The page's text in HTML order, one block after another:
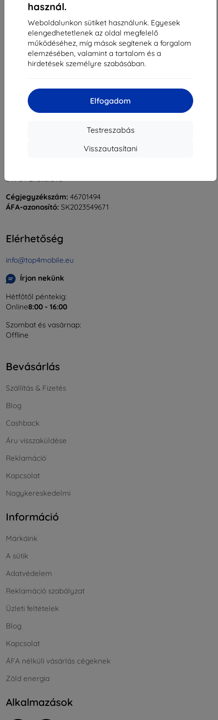
használ.
Weboldalunkon sütiket használunk. Egyesek
elengedhetetlenek az oldal megfelelő
működéséhez, míg mások segítenek a forgalom
elemzésében, valamint a tartalom és a
hirdetések személyre szabásában.
Elfogadom
Testreszabás
Visszautasítani
Összes találat5
841 04 Bratislava
Cégjegyzékszám: 46701494
ÁFA-azonosító: SK2023549671
Elérhetőség
info@top4mobile.eu
Írjon nekünk
Hétfőtől péntekig:
Online8:00 - 16:00
Szombat és vasárnap:
Offline
Bevásárlás
Szállítás & Fizetés
Blog
Cashback
Áru visszaküldése
Reklamáció
Kapcsolat
Nagykereskedelmi
Információ
Márkáink
A sütik
Adatvédelem
Reklamáció szabályzat
Üzleti feltételek
Blog
Kapcsolat
ÁFA nélküli vásárlás cégeknek
Zöld energia
Alkalmazások